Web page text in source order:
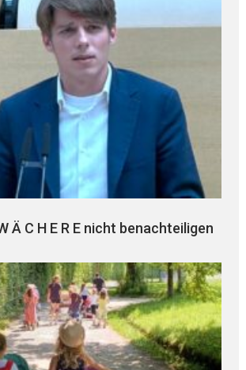
Ä C H E R E nicht benachteiligen